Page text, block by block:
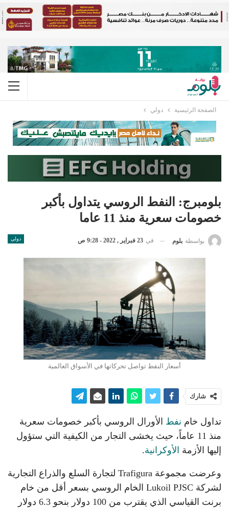
الصفحة الرئيسية دولي
بلومبرج: النفط الروسي يتداول بأكبر
خصومات سعرية منذ 11 عاما
دولي بواسطة بلوم في 23 فبراير , 2022 - 9:28 ص
أسعار النفط تواصل تحركاتها في الأسواق العالمية
شارك
تداول خام نفط الأورال الروسي بأكبر خصومات سعرية
منذ 11 عاماً، حيث يخشى التجار من الكيفية التي ستؤول
إليها الأزمة الأوكرانية.
وعرضت مجموعة Trafigura لتجارة السلع والذراع التجارية
لشركة Lukoil PJSC الخام الروسي بسعر أقل من خام
برنت القياسي الذي يقترب من 100 دولار بنحو 6.3 دولار